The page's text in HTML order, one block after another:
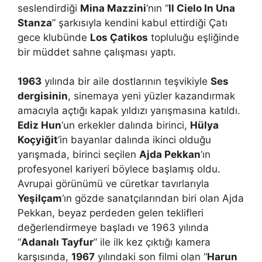
seslendirdiği Mina Mazzini‘nın “Il Cielo In Una
Stanza” şarkısıyla kendini kabul ettirdiği Çatı
gece klubünde Los Çatikos topluluğu eşliğinde
bir müddet sahne çalışması yaptı.
1963 yılında bir aile dostlarının teşvikiyle Ses
dergisinin, sinemaya yeni yüzler kazandırmak
amacıyla açtığı kapak yıldızı yarışmasına katıldı.
Ediz Hun‘un erkekler dalında birinci, Hülya
Koçyiğit‘in bayanlar dalında ikinci olduğu
yarışmada, birinci seçilen Ajda Pekkan‘ın
profesyonel kariyeri böylece başlamış oldu.
Avrupai görünümü ve cüretkar tavırlarıyla
Yeşilçam‘ın gözde sanatçılarından biri olan Ajda
Pekkan, beyaz perdeden gelen teklifleri
değerlendirmeye başladı ve 1963 yılında
“Adanalı Tayfur” ile ilk kez çıktığı kamera
karşısında, 1967 yılındaki son filmi olan “Harun